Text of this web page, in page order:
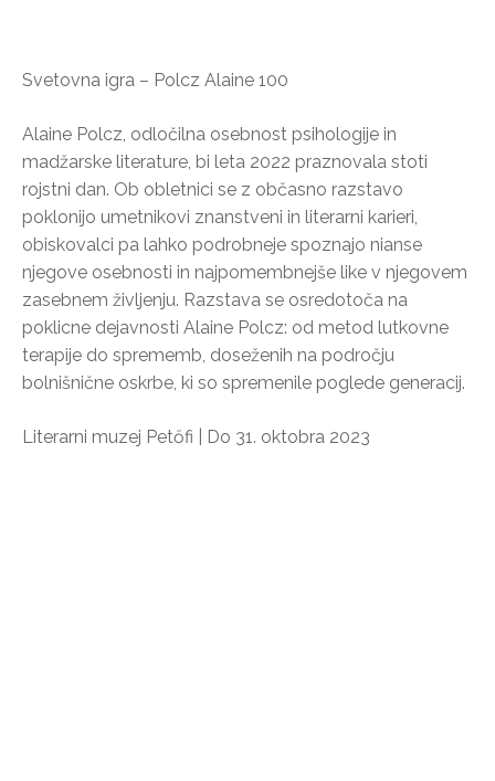
Svetovna igra – Polcz Alaine 100
Alaine Polcz, odločilna osebnost psihologije in
madžarske literature, bi leta 2022 praznovala stoti
rojstni dan. Ob obletnici se z občasno razstavo
poklonijo umetnikovi znanstveni in literarni karieri,
obiskovalci pa lahko podrobneje spoznajo nianse
njegove osebnosti in najpomembnejše like v njegovem
zasebnem življenju. Razstava se osredotoča na
poklicne dejavnosti Alaine Polcz: od metod lutkovne
terapije do sprememb, doseženih na področju
bolnišnične oskrbe, ki so spremenile poglede generacij.
Literarni muzej Petőfi | Do 31. oktobra 2023